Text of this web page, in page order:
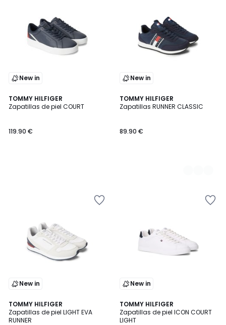
New in
TOMMY HILFIGER
Zapatillas de piel COURT
119.90 €
New in
TOMMY HILFIGER
Zapatillas RUNNER CLASSIC
89.90 €
2
Colores
New in
TOMMY HILFIGER
Zapatillas de piel LIGHT EVA
RUNNER
New in
TOMMY HILFIGER
Zapatillas de piel ICON COURT
LIGHT
2
Colores